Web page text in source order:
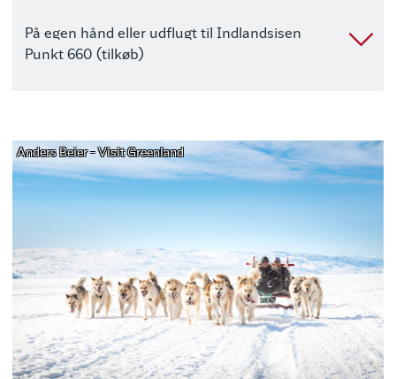
På egen hånd eller udflugt til Indlandsisen
Punkt 660 (tilkøb)
Anders Beier - Visit Greenland